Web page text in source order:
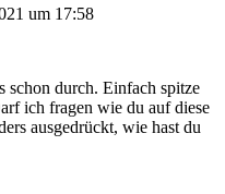
um 17:58
schon durch. Einfach spitze
ich fragen wie du auf diese
ausgedrückt, wie hast du